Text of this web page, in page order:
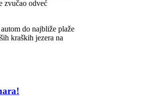
zvučao odveć
do najbliže plaže
kraških jezera na